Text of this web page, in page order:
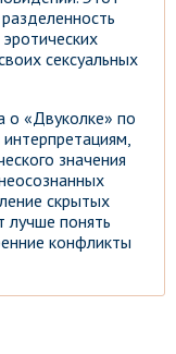
сексуальных
о «Двуколке» по
значения
скрытых
лучше понять
конфликты